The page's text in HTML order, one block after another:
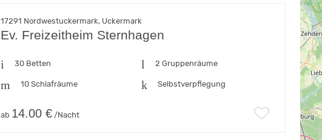
17291 Nordwestuckermark, Uckermark
Ev. Freizeitheim Sternhagen
30 Betten 2 Gruppenräume
10 Schlafräume Selbstverpflegung
ab 14.00 € /Nacht